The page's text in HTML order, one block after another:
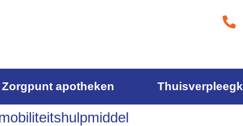
Zorgpunt apotheken